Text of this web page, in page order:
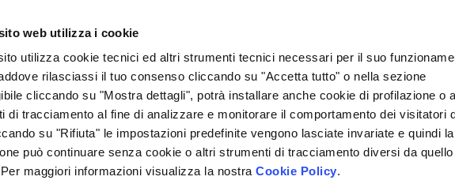
web utilizza i cookie
utilizza cookie tecnici ed altri strumenti tecnici necessari per il suo
rilasciassi il tuo consenso cliccando su "Accetta tutto" o nella sezione
cliccando su "Mostra dettagli", potrà installare anche cookie di profilazione o
di tracciamento al fine di analizzare e monitorare il comportamento dei visitatori
su "Rifiuta" le impostazioni predefinite vengono lasciate invariate e quindi la
può continuare senza cookie o altri strumenti di tracciamento diversi da quello
maggiori informazioni visualizza la nostraCookie Policy.